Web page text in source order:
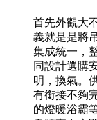
首先外觀大
義就是是將
集成統一，
同設計選購
明，換氣。
有銜接不夠
的燈暖浴霸